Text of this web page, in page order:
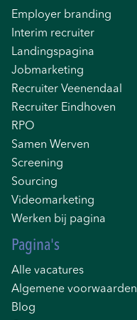
Employer branding
Interim recruiter
Landingspagina
Jobmarketing
Recruiter Veenendaal
Recruiter Eindhoven
RPO
Samen Werven
Screening
Sourcing
Videomarketing
Werken bij pagina
Pagina's
Alle vacatures
Algemene voorwaarden
Blog